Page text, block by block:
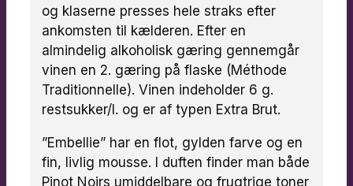
og klaserne presses hele straks efter
ankomsten til kælderen. Efter en
almindelig alkoholisk gæring gennemgår
vinen en 2. gæring på flaske (Méthode
Traditionnelle). Vinen indeholder 6 g.
restsukker/l. og er af typen Extra Brut.
”Embellie” har en flot, gylden farve og en
fin, livlig mousse. I duften finder man både
Pinot Noirs umiddelbare og frugtrige toner